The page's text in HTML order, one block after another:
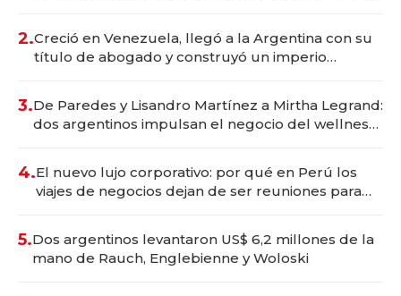
2.Creció en Venezuela, llegó a la Argentina con su
título de abogado y construyó un imperio
3.De Paredes y Lisandro Martínez a Mirtha Legrand:
dos argentinos impulsan el negocio del wellness
4.El nuevo lujo corporativo: por qué en Perú los
viajes de negocios dejan de ser reuniones para
5.Dos argentinos levantaron US$ 6,2 millones de la
mano de Rauch, Englebienne y Woloski